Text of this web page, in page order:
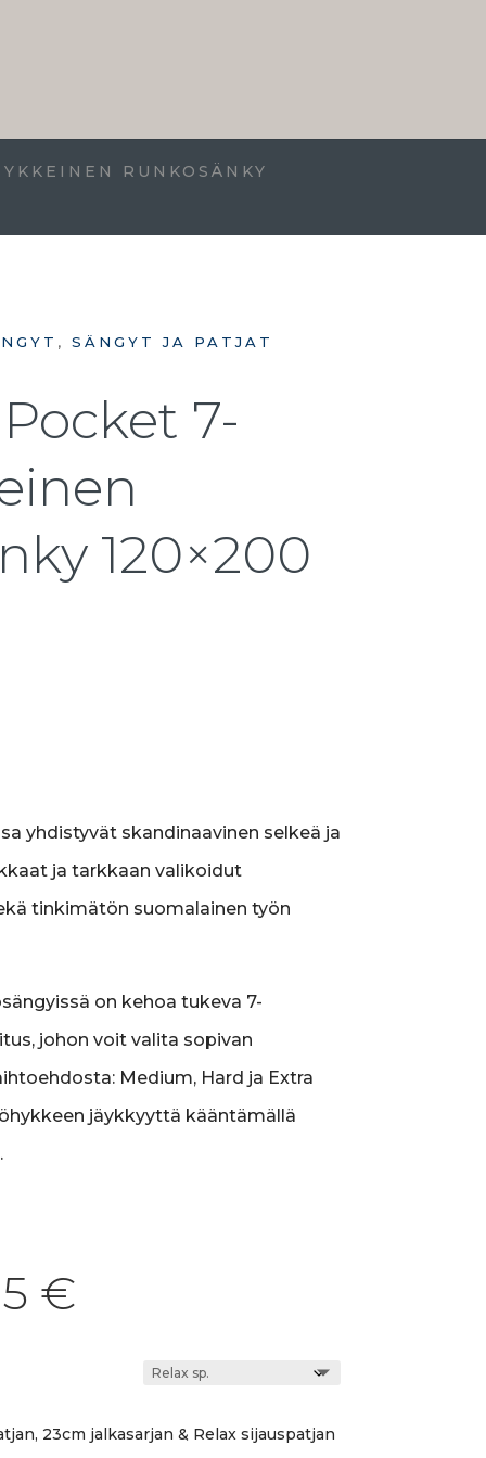
RUNKOSÄNKY
, SÄNGYT JA PATJAT
7-
120×200
yhdistyvät skandinaavinen selkeä ja
ja tarkkaan valikoidut
tinkimätön suomalainen työn
on kehoa tukeva 7-
johon voit valita sopivan
Medium, Hard ja Extra
jäykkyyttä kääntämällä
€
23cm jalkasarjan & Relax sijauspatjan